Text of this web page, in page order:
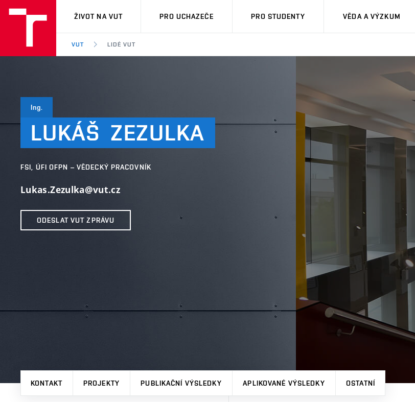
VUT
ŽIVOT NA VUT PRO UCHAZEČE PRO STUDENTY VĚDA A VÝZKUM
VUT LIDÉ VUT
Ing.
LUKÁŠ ZEZULKA
FSI, ÚFI OFPN – VĚDECKÝ PRACOVNÍK
Lukas.Zezulka@vut.cz
ODESLAT VUT ZPRÁVU
KONTAKT PROJEKTY PUBLIKAČNÍ VÝSLEDKY APLIKOVANÉ VÝSLEDKY OSTATNÍ